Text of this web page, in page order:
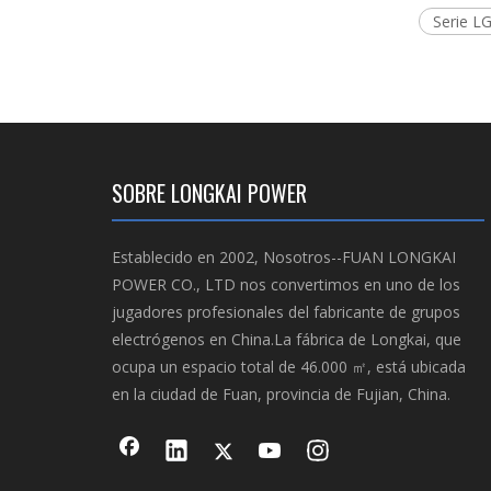
Serie
SOBRE LONGKAI POWER
Establecido en 2002, Nosotros--FUAN LONGKAI
POWER CO., LTD nos convertimos en uno de los
jugadores profesionales del fabricante de grupos
electrógenos en China.La fábrica de Longkai, que
ocupa un espacio total de 46.000 ㎡, está ubicada
en la ciudad de Fuan, provincia de Fujian, China.